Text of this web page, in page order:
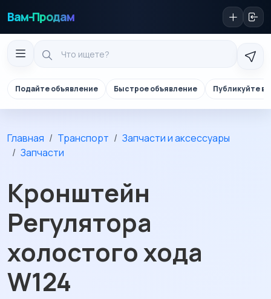
Вам-Продам
Подайте объявление Быстрое объявление Публикуйте в
Главная Транспорт
Запчасти и аксессуары
Запчасти
Кронштейн
Регулятора
холостого хода
W124